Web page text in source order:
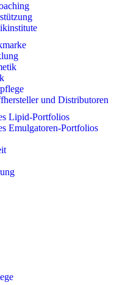
und Distributoren
Lipid-Portfolios
Emulgatoren-Portfolios